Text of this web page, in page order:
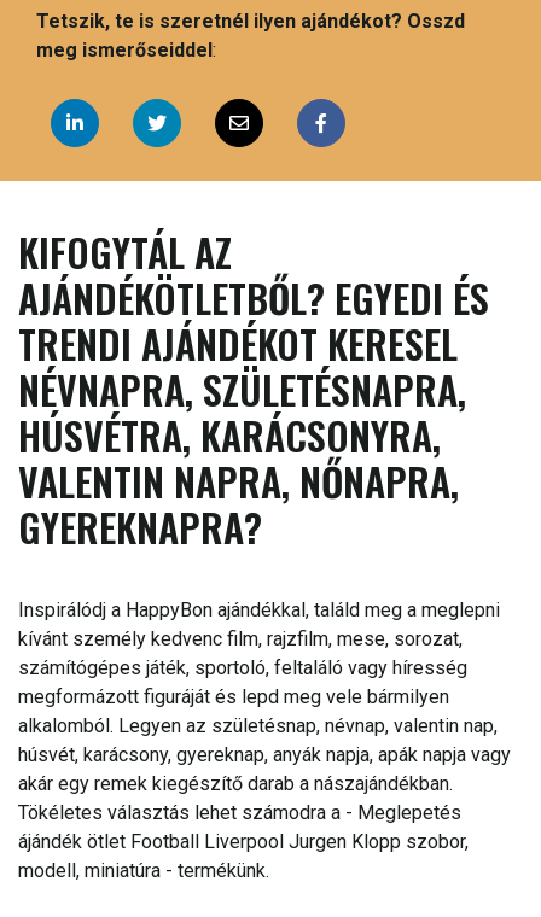
Tetszik, te is szeretnél ilyen ajándékot? Osszd
meg ismerőseiddel :
KIFOGYTÁL AZ
AJÁNDÉKÖTLETBŐL? EGYEDI ÉS
TRENDI AJÁNDÉKOT KERESEL
NÉVNAPRA, SZÜLETÉSNAPRA,
HÚSVÉTRA, KARÁCSONYRA,
VALENTIN NAPRA, NŐNAPRA,
GYEREKNAPRA?
Inspirálódj a HappyBon ajándékkal, találd meg a meglepni
kívánt személy kedvenc film, rajzfilm, mese, sorozat,
számítógépes játék, sportoló, feltaláló vagy híresség
megformázott figuráját és lepd meg vele bármilyen
alkalomból. Legyen az születésnap, névnap, valentin nap,
húsvét, karácsony, gyereknap, anyák napja, apák napja vagy
akár egy remek kiegészítő darab a nászajándékban.
Tökéletes választás lehet számodra a - Meglepetés
ájándék ötlet Football Liverpool Jurgen Klopp szobor,
modell, miniatúra - termékünk.